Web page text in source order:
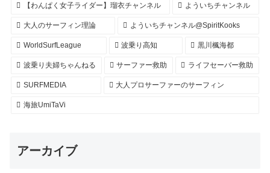
【わんぱく女子ライダー】瑠衣チャンネル よういちチャンネル
大人のサーフィン理論 よういちチャンネル@SpiritKooks
WorldSurfLeague 波乗り高知 黒川楓海都
波乗り夫婦ちゃんねる サーファー救助 ライフセーバー救助
SURFMEDIA 大人プロサーファーのサーフィン
海旅UmiTaVi
アーカイブ